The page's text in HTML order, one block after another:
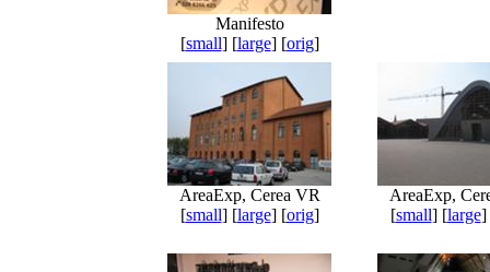
Manifesto
[small] [large] [orig]
AreaExp, Cerea VR
[small] [large] [orig]
AreaExp,
[small] [large]